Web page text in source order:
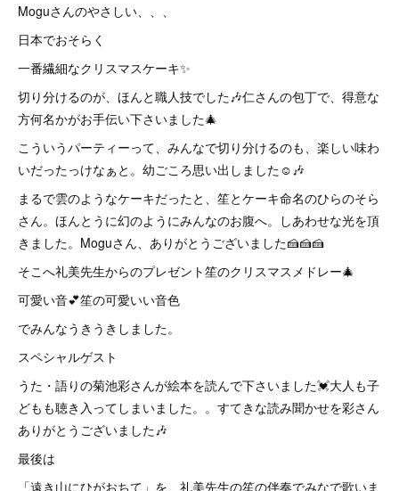
Moguさんのやさしい、、、
日本でおそらく
一番繊細なクリスマスケーキ✨
切り分けるのが、ほんと職人技でした🎶仁さんの包丁で、得意な
方何名かがお手伝い下さいました🎄
こういうパーティーって、みんなで切り分けるのも、楽しい味わ
いだったっけなぁと。幼ごころ思い出しました☺️🎶
まるで雲のようなケーキだったと、笙とケーキ命名のひらのそら
さん。ほんとうに幻のようにみんなのお腹へ。しあわせな光を頂
きました。Moguさん、ありがとうございました🍰🍰🍰
そこへ礼美先生からのプレゼント笙のクリスマスメドレー🎄
可愛い音💕笙の可愛いい音色
でみんなうきうきしました。
スペシャルゲスト
うた・語りの菊池彩さんが絵本を読んで下さいました💓大人も子
どもも聴き入ってしまいました。。すてきな読み聞かせを彩さん
ありがとうございました🎶
最後は
「遠き山にひがおちて」を、礼美先生の笙の伴奏でみなで歌いま